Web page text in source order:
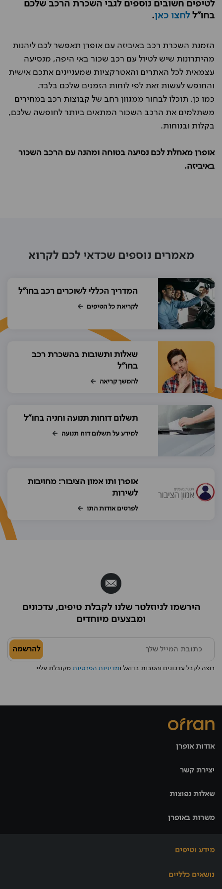
לטיפים חשובים נוספים לגבי השכרת הרכב שלכם
בחו"ללחצו כאן.
הזמנת השכרת רכב באיביזה עם אופרן תאפשר לכם ליהנות
מהיתרונות שיש לטיול עם רכב שכור באי היפה, מנסיעה
עצמאית לכל האתרים והאטרקציות שמעניינים אתכם אישית
והחופש לעשות זאת לפי לוחות הזמנים שלכם בלבד.
כמו כן, תוכלו לבחור ממגוון רחב של קבוצות רכב במחירים
משתלמים את הרכב השכור המתאים ביותר לחופשה שלכם,
בקלות ובנוחות.
אופרן מאחלת לכם נסיעה בטוחה ומהנה עם הרכב השכור
באיביזה.
מאמרים נוספים שכדאי לכם לקרוא
המדריך הכללי לשוכרים רכב בחו"ל
לקריאת כל הטיפים
שאלות ותשובות בהשכרת רכב
בחו"ל
להמשך קריאה
תשלום דוחות תנועה וחניה בחו"ל
למידע על תשלום דוח תנועה
אופרן ותו אמון הציבור: מחויבות
לשירות
לפרטים אודות התו
הירשמו לניוזלטר שלנו לקבלת טיפים, עדכונים
ומבצעים מיוחדים
רוצה לקבל עדכונים והטבות בדואל ומדיניות הפרטיות מקובלת עליי
להרשמה
אודות אופרן
יצירת קשר
שאלות נפוצות
משרות באופרן
מידע וטיפים
נושאים כלליים